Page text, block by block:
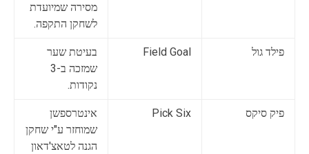
מסירה שמיועדת
לשחקן התקפה.
פילד גול Field Goal
בעיטת שער
שמזכה ב-3
נקודות.
פיק סיקס Pick Six
אינטרספשן
שמוחזר ע"י שחקן
הגנה לטאצ'דאון